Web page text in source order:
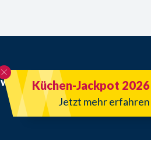
Küchen-Jackpot 2026
Jetzt mehr erfahren